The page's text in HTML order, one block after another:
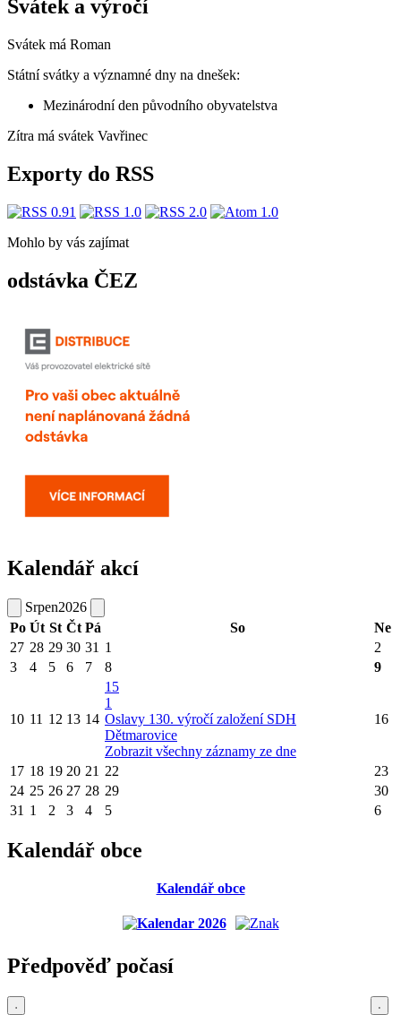
Svátek a výročí
Svátek má Roman
Státní svátky a významné dny na dnešek:
Mezinárodní den původního obyvatelstva
Zítra má svátek Vavřinec
Exporty do RSS
Mohlo by vás zajímat
odstávka ČEZ
Kalendář akcí
Srpen2026
Po Út St Čt Pá So
Ne
27 28 29 30 31 1
2
3
4 5 6 7 8 9
10 11 12 13 14
15
1
Oslavy 130. výročí založení SDH
Dětmarovice
Zobrazit všechny záznamy ze dne
16
17 18 19 20 21 22
23
24 25 26 27 28 29
30
31 1 2 3 4 5 6
Kalendář obce
Kalendář obce
Předpověď počasí